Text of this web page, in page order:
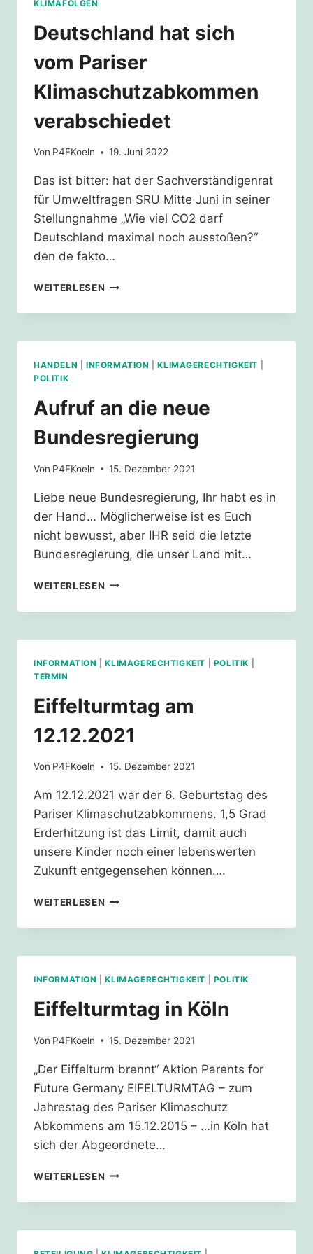
KLIMAFOLGEN
Deutschland hat sich
vom Pariser
Klimaschutzabkommen
verabschiedet
Von P4FKoeln 19. Juni 2022
Das ist bitter: hat der Sachverständigenrat
für Umweltfragen SRU Mitte Juni in seiner
Stellungnahme „Wie viel CO2 darf
Deutschland maximal noch ausstoßen?“
den de fakto…
WEITERLESEN DEUTSCHLAND
SICH
PARISER
KLIMASCHUTZABKOMMEN
VERABSCHIEDET
HANDELN INFORMATION |KLIMAGERECHTIGKEIT
POLITIK
Aufruf an die neue
Bundesregierung
Von P4FKoeln 15. Dezember 2021
Liebe neue Bundesregierung, Ihr habt es in
der Hand… Möglicherweise ist es Euch
nicht bewusst, aber IHR seid die letzte
Bundesregierung, die unser Land mit…
WEITERLESEN AUFRUF
DIE
BUNDESREGIERUNG
INFORMATION |KLIMAGERECHTIGKEIT POLITIK
TERMIN
Eiffelturmtag am
12.12.2021
Von P4FKoeln 15. Dezember 2021
Am 12.12.2021 war der 6. Geburtstag des
Pariser Klimaschutzabkommens. 1,5 Grad
Erderhitzung ist das Limit, damit auch
unsere Kinder noch einer lebenswerten
Zukunft entgegensehen können….
WEITERLESEN EIFFELTURMTAG
12.12.2021
INFORMATION |KLIMAGERECHTIGKEIT POLITIK
Eiffelturmtag in Köln
Von P4FKoeln 15. Dezember 2021
„Der Eiffelturm brennt“ Aktion Parents for
Future Germany EIFELTURMTAG – zum
Jahrestag des Pariser Klimaschutz
Abkommens am 15.12.2015 – …in Köln hat
sich der Abgeordnete…
WEITERLESEN EIFFELTURMTAG
KÖLN